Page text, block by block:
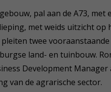
pal aan de A73, met
met weids uitzicht op
twee vooraanstaande
land- en tuinbouw.
Development
van de agrarische sector.